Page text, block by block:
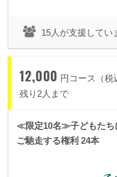
15人が支援してい
12,000 円コース（税
残り2人まで
≪限定10名≫子どもたち
ご馳走する権利 24本